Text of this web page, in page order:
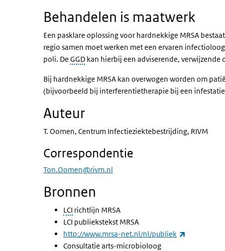
Behandelen is maatwerk
Een pasklare oplossing voor hardnekkige MRSA
regio samen moet werken met een ervaren
poli. De GGD kan hierbij een adviserende,
Bij hardnekkige MRSA kan overwogen worden om
(bijvoorbeeld bij interferentietherapie bij een infestatie
Auteur
T. Oomen, Centrum Infectieziektebestrijding, RIVM
Correspondentie
Ton.Oomen@rivm.nl
Bronnen
LCI richtlijn MRSA
LCI publiekstekst MRSA
http://www.mrsa-net.nl/nl/publiek
Consultatie arts-microbioloog